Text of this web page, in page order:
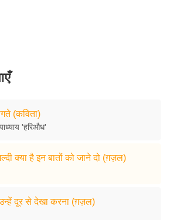
(कविता)
'हरिऔध'
क्या है इन बातों को जाने दो (ग़ज़ल)
दूर से देखा करना (ग़ज़ल)